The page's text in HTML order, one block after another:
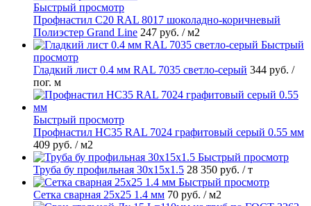
Быстрый просмотр
Профнастил С20 RAL 8017 шоколадно-коричневый
Полиэстер Grand Line 247 руб. / м2
Быстрый
просмотр
Гладкий лист 0.4 мм RAL 7035 светло-серый 344 руб. /
пог. м
Быстрый просмотр
Профнастил НС35 RAL 7024 графитовый серый 0.55 мм
409 руб. / м2
Быстрый просмотр
Труба бу профильная 30х15х1.5 28 350 руб. / т
Быстрый просмотр
Сетка сварная 25х25 1.4 мм 70 руб. / м2